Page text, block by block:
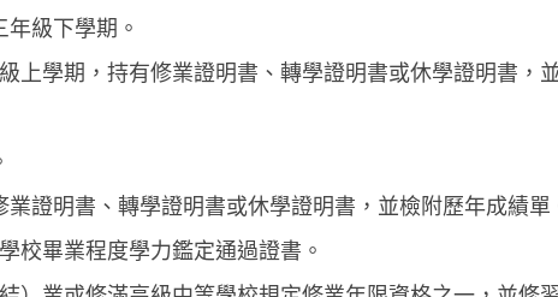
級下學期。
上學期，持有修業證明書、轉學證明書或休學證明書，
明書、轉學證明書或休學證明書，並檢附歷年成績單
校畢業程度學力鑑定通過證書。